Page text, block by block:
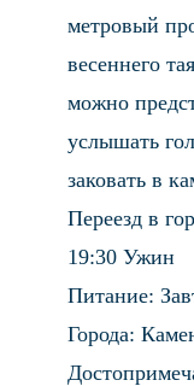
метровый
весеннего
можно
услышать
заковать в
Переезд в
19:30 Ужин
Питание:
Города: